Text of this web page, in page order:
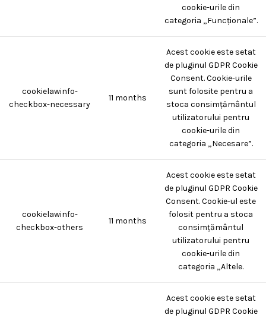
cookie-urile din
categoria „Funcționale”.
cookielawinfo-
checkbox-necessary
11 months
Acest cookie este setat
de pluginul GDPR Cookie
Consent. Cookie-urile
sunt folosite pentru a
stoca consimțământul
utilizatorului pentru
cookie-urile din
categoria „Necesare”.
cookielawinfo-
checkbox-others
11 months
Acest cookie este setat
de pluginul GDPR Cookie
Consent. Cookie-ul este
folosit pentru a stoca
consimțământul
utilizatorului pentru
cookie-urile din
categoria „Altele.
Acest cookie este setat
de pluginul GDPR Cookie